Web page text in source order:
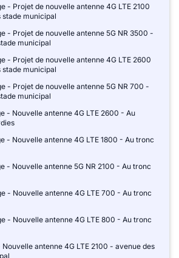
- Projet de nouvelle antenne 4G LTE 2100
stade municipal
- Projet de nouvelle antenne 5G NR 3500 -
municipal
- Projet de nouvelle antenne 4G LTE 2600
stade municipal
- Projet de nouvelle antenne 5G NR 700 -
municipal
- Nouvelle antenne 4G LTE 2600 - Au
- Nouvelle antenne 4G LTE 1800 - Au tronc
- Nouvelle antenne 5G NR 2100 - Au tronc
- Nouvelle antenne 4G LTE 700 - Au tronc
- Nouvelle antenne 4G LTE 800 - Au tronc
Nouvelle antenne 4G LTE 2100 - avenue des